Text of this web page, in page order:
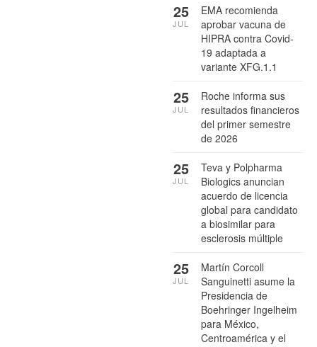
EMA recomienda
aprobar vacuna de
HIPRA contra Covid-
19 adaptada a
variante XFG.1.1
25
JUL
Roche informa sus
resultados financieros
del primer semestre
de 2026
25
JUL
Teva y Polpharma
Biologics anuncian
acuerdo de licencia
global para candidato
a biosimilar para
esclerosis múltiple
25
JUL
Martín Corcoll
Sanguinetti asume la
Presidencia de
Boehringer Ingelheim
para México,
Centroamérica y el
25
JUL